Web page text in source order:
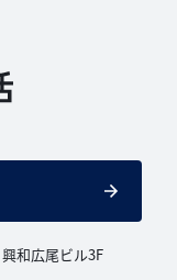
興和広尾ビル3F